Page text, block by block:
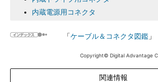
内蔵電源用コネクタ
「ケーブル＆コネクタ図鑑 」
Copyright© Digital Advantage
関連情報